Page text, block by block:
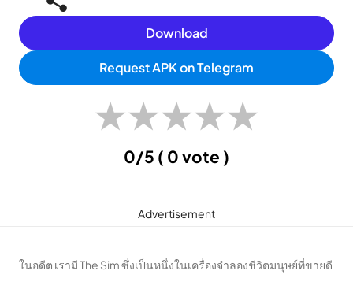
Download
Request APK on Telegram
★★★★★
0/5 ( 0 vote )
Advertisement
ในอดีต เรามี The Sim ซึ่งเป็นหนึ่งในเครื่องจำลองชีวิตมนุษย์ที่ขายดี